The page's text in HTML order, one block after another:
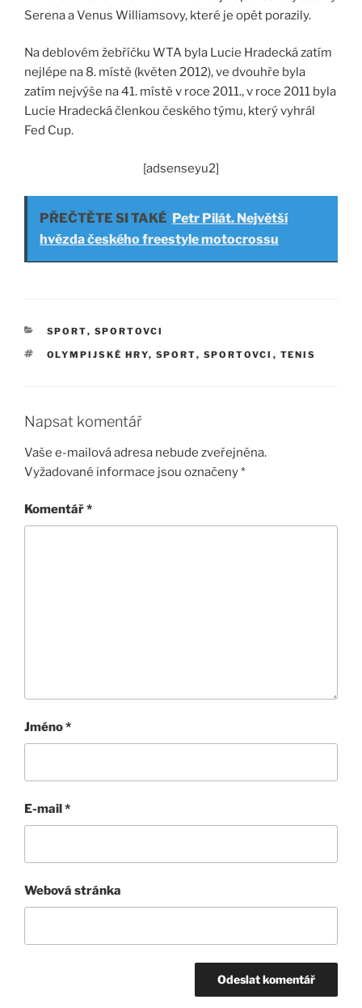
Serena a Venus Williamsovy, které je opět porazily.
Na deblovém žebříčku WTA byla Lucie Hradecká zatím
nejlépe na 8. místě (květen 2012), ve dvouhře byla
zatím nejvýše na 41. místě v roce 2011., v roce 2011 byla
Lucie Hradecká členkou českého týmu, který vyhrál
Fed Cup.
[adsenseyu2]
PŘEČTĚTE SI TAKÉ Petr Pilát. Největší
hvězda českého freestyle motocrossu
RUBRIKY
SPORT, SPORTOVCI
ŠTÍTKY
OLYMPIJSKÉ HRY, SPORT, SPORTOVCI , TENIS
Napsat komentář
Vaše e-mailová adresa nebude zveřejněna.
Vyžadované informace jsou označeny*
Komentář*
Jméno*
E-mail*
Webová stránka